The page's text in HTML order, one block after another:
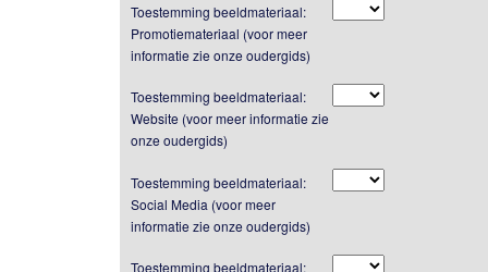
Toestemming beeldmateriaal:
Promotiemateriaal (voor meer
informatie zie onze oudergids)
Toestemming beeldmateriaal:
Website (voor meer informatie zie
onze oudergids)
Toestemming beeldmateriaal:
Social Media (voor meer
informatie zie onze oudergids)
Toestemming beeldmateriaal: